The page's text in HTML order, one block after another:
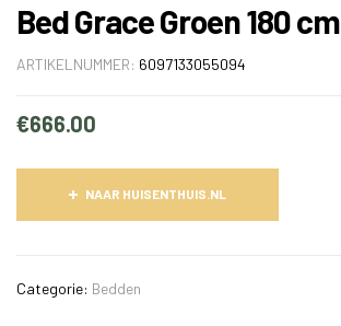
Bed Grace Groen 180 cm
ARTIKELNUMMER: 6097133055094
€666.00
NAAR HUISENTHUIS.NL
Categorie: Bedden